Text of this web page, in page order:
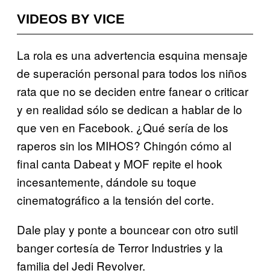
VIDEOS BY VICE
La rola es una advertencia esquina mensaje
de superación personal para todos los niños
rata que no se deciden entre fanear o criticar
y en realidad sólo se dedican a hablar de lo
que ven en Facebook. ¿Qué sería de los
raperos sin los MIHOS? Chingón cómo al
final canta Dabeat y MOF repite el hook
incesantemente, dándole su toque
cinematográfico a la tensión del corte.
Dale play y ponte a bouncear con otro sutil
banger cortesía de Terror Industries y la
familia del Jedi Revolver.